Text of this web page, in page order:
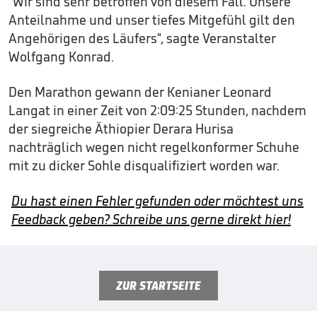
Anteilnahme und unser tiefes Mitgefühl gilt den
Angehörigen des Läufers", sagte Veranstalter
Wolfgang Konrad.
Den Marathon gewann der Kenianer Leonard
Langat in einer Zeit von 2:09:25 Stunden, nachdem
der siegreiche Äthiopier Derara Hurisa
nachträglich wegen nicht regelkonformer Schuhe
mit zu dicker Sohle disqualifiziert worden war.
Du hast einen Fehler gefunden oder möchtest uns
Feedback geben? Schreibe uns gerne direkt hier!
ZUR STARTSEITE